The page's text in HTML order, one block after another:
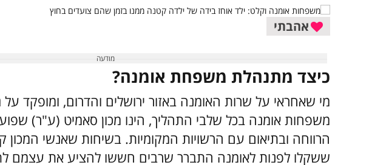
אהבתי
כיצד מתנהלת משפחת אומנה?
מי שאחראי על שרות האומנה באזור ירושלים והדרום, ומופקד על
משפחות אומנה בכל שלבי התהליך, הינו מכון סאמיט (ע"ר)
הרווחה ובתיאום עם הרשויות המקומיות. בשיחות שאנשי המכון
ששקלו לפנות לאומנה התברר שרבים חששו להציע את עצמם